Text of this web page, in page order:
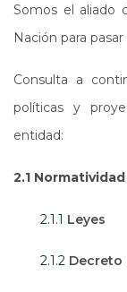
Somos el aliado
Nación para
Consulta a
políticas y
entidad:
2.1
2.1.1 Leyes
2.1.2 Decreto